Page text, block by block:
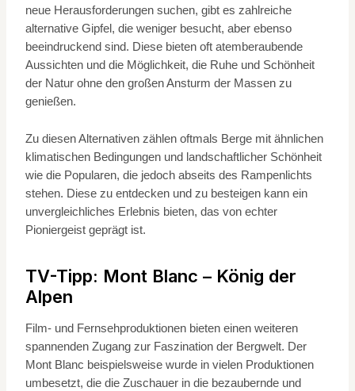
neue Herausforderungen suchen, gibt es zahlreiche
alternative Gipfel, die weniger besucht, aber ebenso
beeindruckend sind. Diese bieten oft atemberaubende
Aussichten und die Möglichkeit, die Ruhe und Schönheit
der Natur ohne den großen Ansturm der Massen zu
genießen.
Zu diesen Alternativen zählen oftmals Berge mit ähnlichen
klimatischen Bedingungen und landschaftlicher Schönheit
wie die Popularen, die jedoch abseits des Rampenlichts
stehen. Diese zu entdecken und zu besteigen kann ein
unvergleichliches Erlebnis bieten, das von echter
Pioniergeist geprägt ist.
TV-Tipp: Mont Blanc – König der
Alpen
Film- und Fernsehproduktionen bieten einen weiteren
spannenden Zugang zur Faszination der Bergwelt. Der
Mont Blanc beispielsweise wurde in vielen Produktionen
umbesetzt, die die Zuschauer in die bezaubernde und